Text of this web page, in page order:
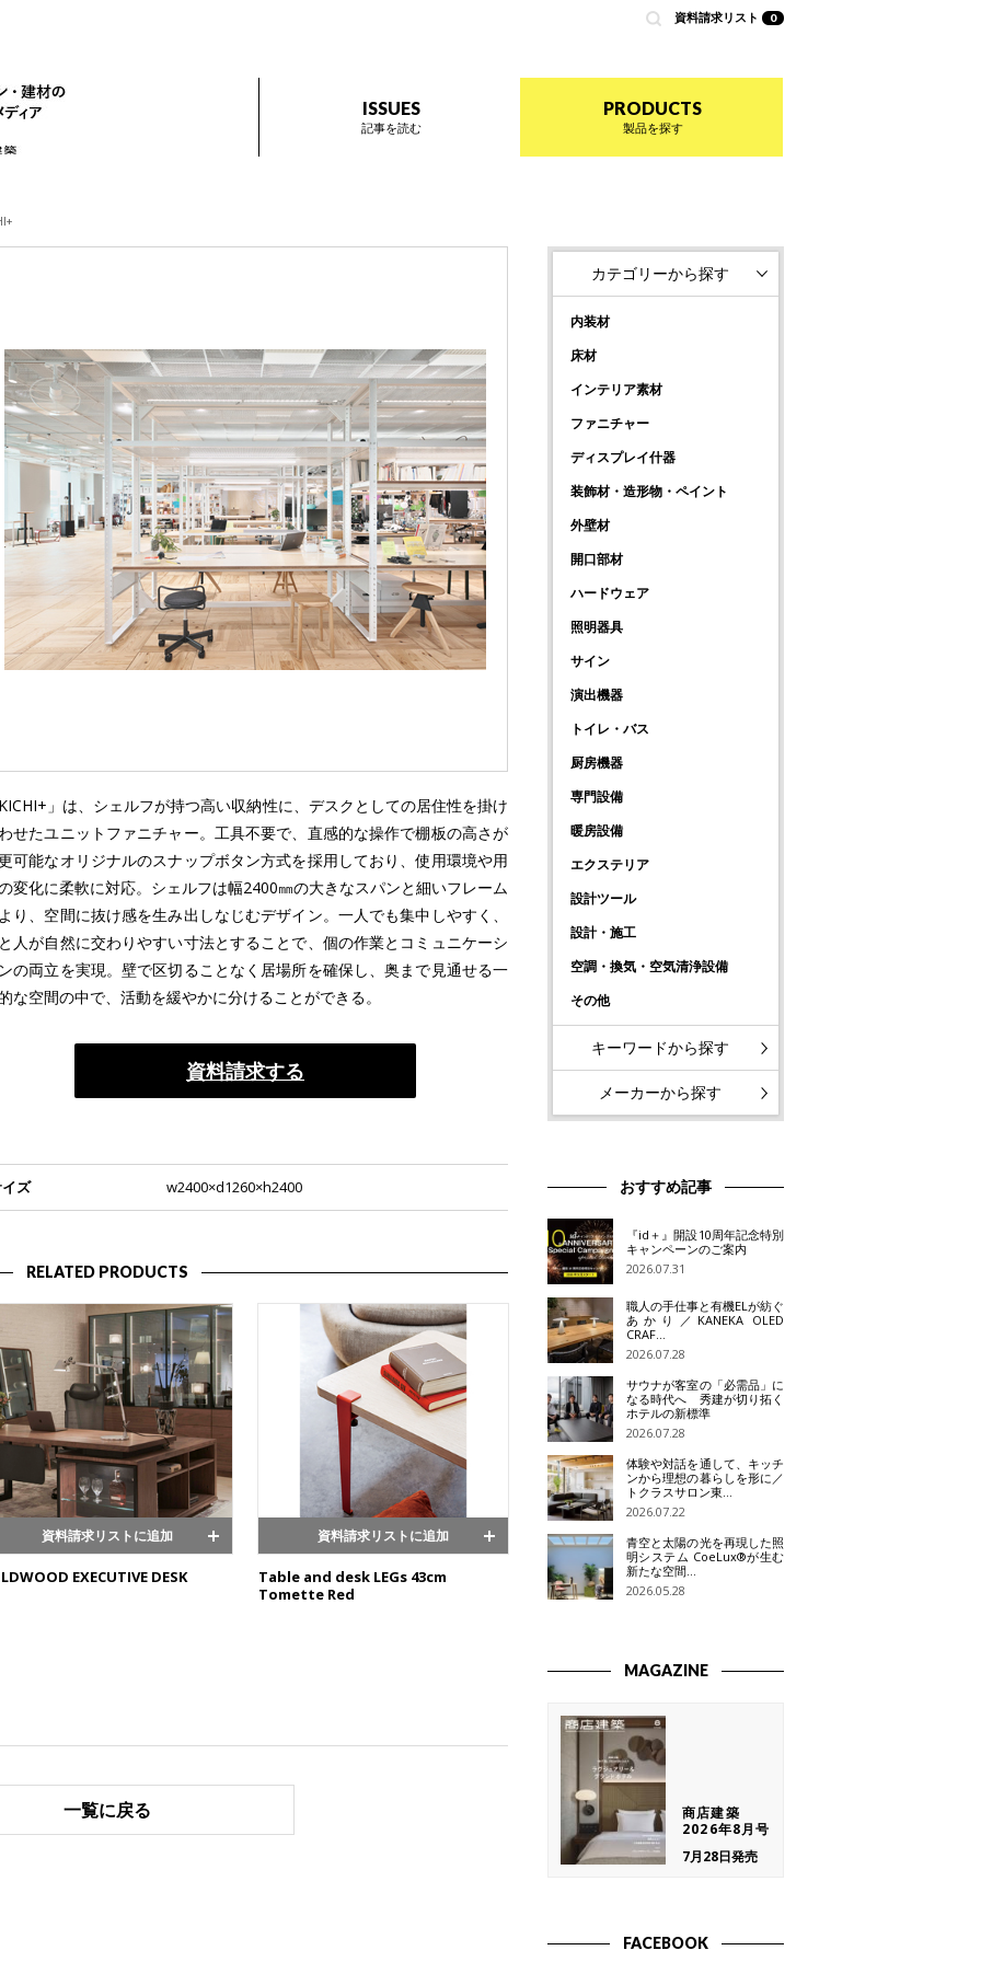
資料請求リスト 0
ISSUES
記事を読む
PRODUCTS
製品を探す
」は、シェルフが持つ高い収納性に、デスクとしての居住性を掛け
せたユニットファニチャー。工具不要で、直感的な操作で棚板の⾼さが
可能なオリジナルのスナップボタン⽅式を採⽤しており、使⽤環境や⽤
変化に柔軟に対応。シェルフは幅2400㎜の⼤きなスパンと細いフレーム
り、空間に抜け感を⽣み出しなじむデザイン。⼀⼈でも集中しやすく、
⼈が⾃然に交わりやすい⼨法とすることで、個の作業とコミュニケーシ
の両⽴を実現。壁で区切ることなく居場所を確保し、奥まで⾒通せる⼀
な空間の中で、活動を緩やかに分けることができる。
資料請求する
ズ w2400×d1260×h2400
RELATED PRODUCTS
資料請求リストに追加
EXECUTIVE DESK
資料請求リストに追加
Table and desk LEGs 43cm
Tomette Red
一覧に戻る
カテゴリーから探す
内装材
床材
インテリア素材
ファニチャー
ディスプレイ什器
装飾材・造形物・ペイント
外壁材
開口部材
ハードウェア
照明器具
サイン
演出機器
トイレ・バス
厨房機器
専門設備
暖房設備
エクステリア
設計ツール
設計・施工
空調・換気・空気清浄設備
その他
キーワードから探す
メーカーから探す
おすすめ記事
『id＋』開設10周年記念特別
キャンペーンのご案内
2026.07.31
職人の手仕事と有機ELが紡ぐ
あかり／KANEKA OLED
CRAF…
2026.07.28
サウナが客室の「必需品」に
なる時代へ 秀建が切り拓く
ホテルの新標準
2026.07.28
体験や対話を通して、キッチ
ンから理想の暮らしを形に／
トクラスサロン東…
2026.07.22
青空と太陽の光を再現した照
明システム CoeLux®が生む
新たな空間…
2026.05.28
MAGAZINE
商店建築
2026年8月号
7月28日発売
FACEBOOK